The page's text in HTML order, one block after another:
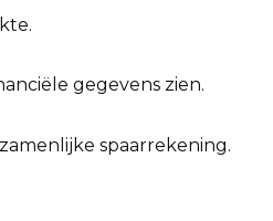
gegevens zien.
spaarrekening.